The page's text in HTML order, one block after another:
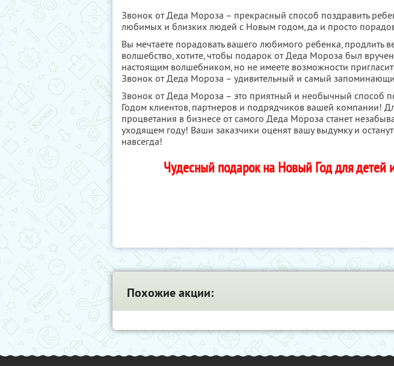
Звонок от Деда Мороза – прекрасный способ поздравить
любимых и близких людей с Новым годом, да и просто
Вы мечтаете порадовать вашего любимого ребенка, продлить
волшебство, хотите, чтобы подарок от Деда Мороза был
настоящим волшебником, но не имеете возможности
Звонок от Деда Мороза – удивительный и самый
Звонок от Деда Мороза – это приятный и необычный способ
Годом клиентов, партнеров и подрядчиков вашей компании!
процветания в бизнесе от самого Деда Мороза станет
уходящем году! Ваши заказчики оценят вашу выдумку и
навсегда!
Чудесный подарок на Новый Год для детей
Похожие акции: